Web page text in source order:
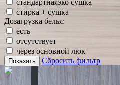
стандартнаяэко сушка
стирка + сушка
Дозагрузка белья:
есть
отсутствует
через основной люк
Показать Сбросить фильтр